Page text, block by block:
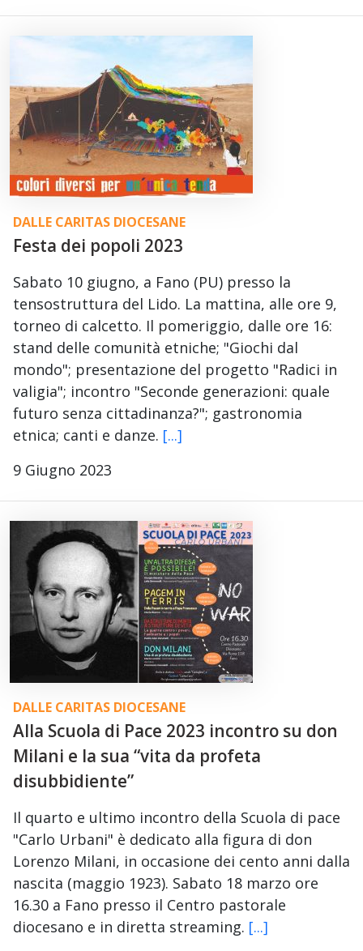
DALLE CARITAS DIOCESANE
Festa dei popoli 2023
Sabato 10 giugno, a Fano (PU) presso la
tensostruttura del Lido. La mattina, alle ore 9,
torneo di calcetto. Il pomeriggio, dalle ore 16:
stand delle comunità etniche; "Giochi dal
mondo"; presentazione del progetto "Radici in
valigia"; incontro "Seconde generazioni: quale
futuro senza cittadinanza?"; gastronomia
etnica; canti e danze. [...]
9 Giugno 2023
DALLE CARITAS DIOCESANE
Alla Scuola di Pace 2023 incontro su don
Milani e la sua “vita da profeta
disubbidiente”
Il quarto e ultimo incontro della Scuola di pace
"Carlo Urbani" è dedicato alla figura di don
Lorenzo Milani, in occasione dei cento anni dalla
nascita (maggio 1923). Sabato 18 marzo ore
16.30 a Fano presso il Centro pastorale
diocesano e in diretta streaming. [...]